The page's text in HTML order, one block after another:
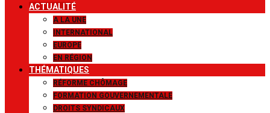
Magazine
ACTUALITÉ
A LA UNE
INTERNATIONAL
EUROPE
EN RÉGION
THÉMATIQUES
RÉFORME CHÔMAGE
FORMATION GOUVERNEMENTALE
DROITS SYNDICAUX